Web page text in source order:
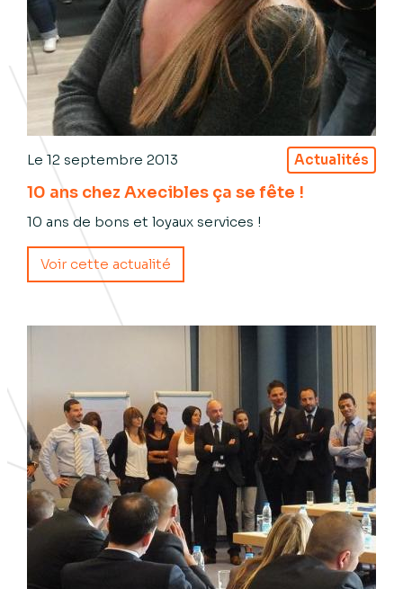
Le 12 septembre 2013 Actualités
10 ans chez Axecibles ça se fête !
10 ans de bons et loyaux services !
Voir cette actualité